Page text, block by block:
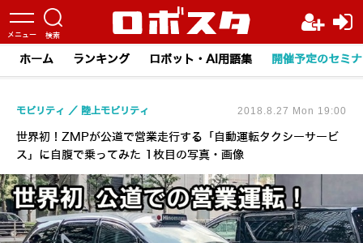
ホーム ランキング ロボット・AI用語集 開催予定のセミ
世界初！ZMPが公道で営業走行する「自動運転タクシーサービ
ス」に自腹で乗ってみた 1枚目の写真・画像
モビリティ 陸上モビリティ 2018.8.27 Mon 19:00